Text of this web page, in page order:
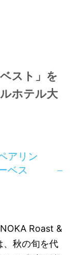
スト」を
ホテル大
アリン
ベス
Roast &
秋の旬を代